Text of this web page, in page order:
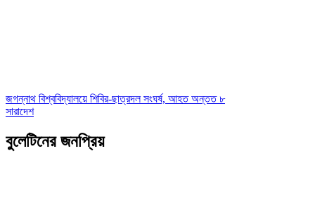
জগন্নাথ বিশ্ববিদ্যালয়ে শিবির-ছাত্রদল সংঘর্ষ, আহত অন্তত ৮
সারাদেশ
বুলেটিনের জনপ্রিয়